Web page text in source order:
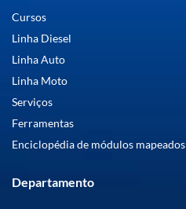
Cursos
Linha Diesel
Linha Auto
Linha Moto
Serviços
Ferramentas
Enciclopédia de módulos mapeados
Departamento